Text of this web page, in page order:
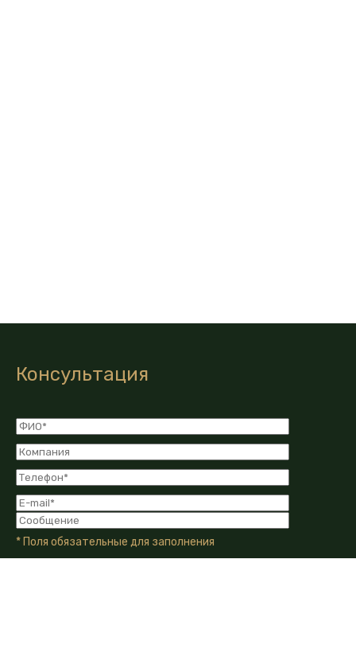
Консультация
* Поля обязательные для заполнения